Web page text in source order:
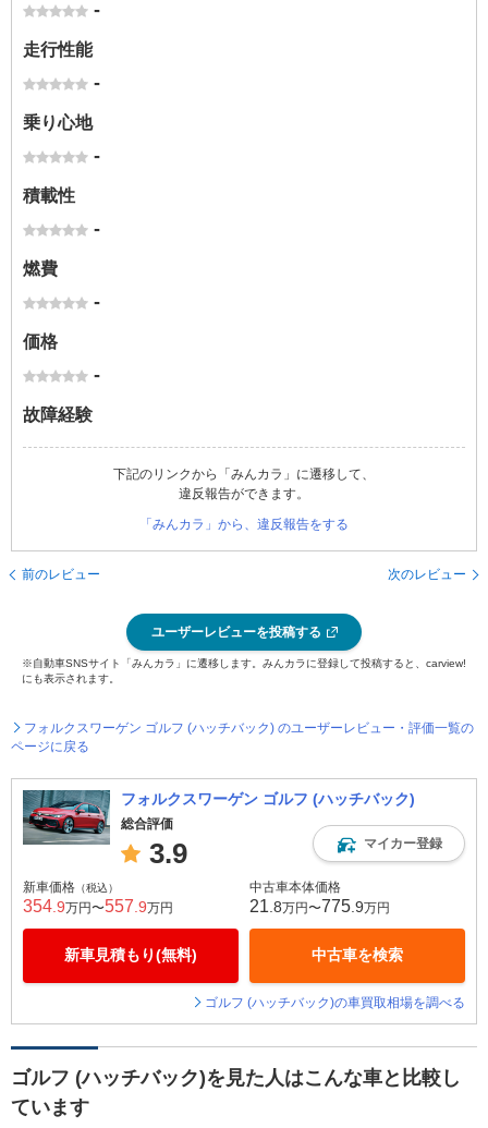
-
走行性能
-
乗り心地
-
積載性
-
燃費
-
価格
-
故障経験
下記のリンクから「みんカラ」に遷移して、
違反報告ができます。
「みんカラ」から、違反報告をする
前のレビュー 次のレビュー
ユーザーレビューを投稿する
※自動車SNSサイト「みんカラ」に遷移します。みんカラに登録して投稿すると、carview!
にも表示されます。
フォルクスワーゲン ゴルフ (ハッチバック) のユーザーレビュー・評価一覧の
ページに戻る
フォルクスワーゲン ゴルフ (ハッチバック)
総合評価
3.9 マイカー登録
新車価格 （税込）
354 .9万円〜557 .9万円
新車見積もり(無料)
中古車本体価格
21 .8万円〜775 .9万円
中古車を検索
ゴルフ (ハッチバック)の車買取相場を調べる
ゴルフ (ハッチバック)を見た人はこんな車と比較し
ています